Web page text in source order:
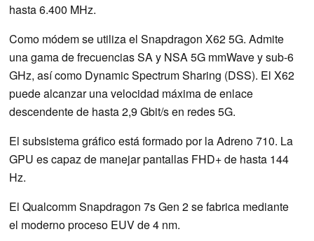
hasta 6.400 MHz.
Como módem se utiliza el Snapdragon X62 5G. Admite
una gama de frecuencias SA y NSA 5G mmWave y sub-6
GHz, así como Dynamic Spectrum Sharing (DSS). El X62
puede alcanzar una velocidad máxima de enlace
descendente de hasta 2,9 Gbit/s en redes 5G.
El subsistema gráfico está formado por la Adreno 710. La
GPU es capaz de manejar pantallas FHD+ de hasta 144
Hz.
El Qualcomm Snapdragon 7s Gen 2 se fabrica mediante
el moderno proceso EUV de 4 nm.